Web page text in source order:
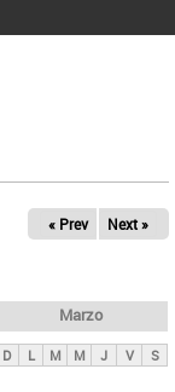
« Prev Next »
Marzo
D L M M J V S